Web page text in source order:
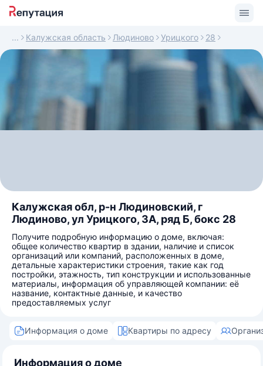
Калужская область Людиново Урицкого 28
Калужская обл, р-н Людиновский, г
Людиново, ул Урицкого, 3А, ряд Б, бокс 28
Получите подробную информацию о доме, включая:
общее количество квартир в здании, наличие и список
организаций или компаний, расположенных в доме,
детальные характеристики строения, такие как год
постройки, этажность, тип конструкции и использованные
материалы, информация об управляющей компании: её
название, контактные данные, и качество
предоставляемых услуг
Информация о доме Квартиры по адресу
Информация о доме